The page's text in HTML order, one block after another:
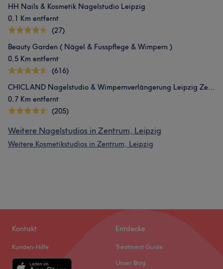
HH Nails & Kosmetik Nagelstudio Leipzig
0,1 Km entfernt
(27)
Beauty Garden ( Nägel & Fusspflege & Wimpern )
0,5 Km entfernt
(616)
CHICLAND Nagelstudio & Wimpernverlängerung Leipzig Zentrum
0,7 Km entfernt
(205)
Weitere Nagelstudios in Zentrum, Leipzig
Weitere Kosmetikstudios in Zentrum, Leipzig
Kontakt
Kunden-Hilfe
Entdecke
Treatment Guide
Unser Blog